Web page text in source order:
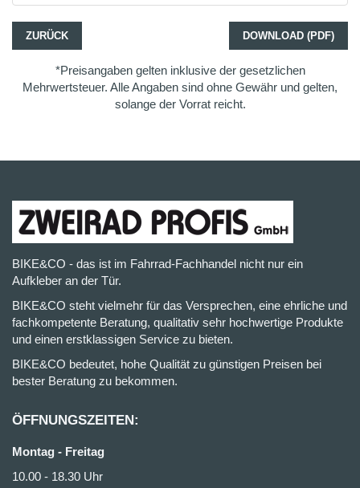
ZURÜCK DOWNLOAD (PDF)
*Preisangaben gelten inklusive der gesetzlichen
Mehrwertsteuer. Alle Angaben sind ohne Gewähr und gelten,
solange der Vorrat reicht.
BIKE&CO - das ist im Fahrrad-Fachhandel nicht nur ein
Aufkleber an der Tür.
BIKE&CO steht vielmehr für das Versprechen, eine ehrliche und
fachkompetente Beratung, qualitativ sehr hochwertige Produkte
und einen erstklassigen Service zu bieten.
BIKE&CO bedeutet, hohe Qualität zu günstigen Preisen bei
bester Beratung zu bekommen.
ÖFFNUNGSZEITEN:
Montag - Freitag
10.00 - 18.30 Uhr